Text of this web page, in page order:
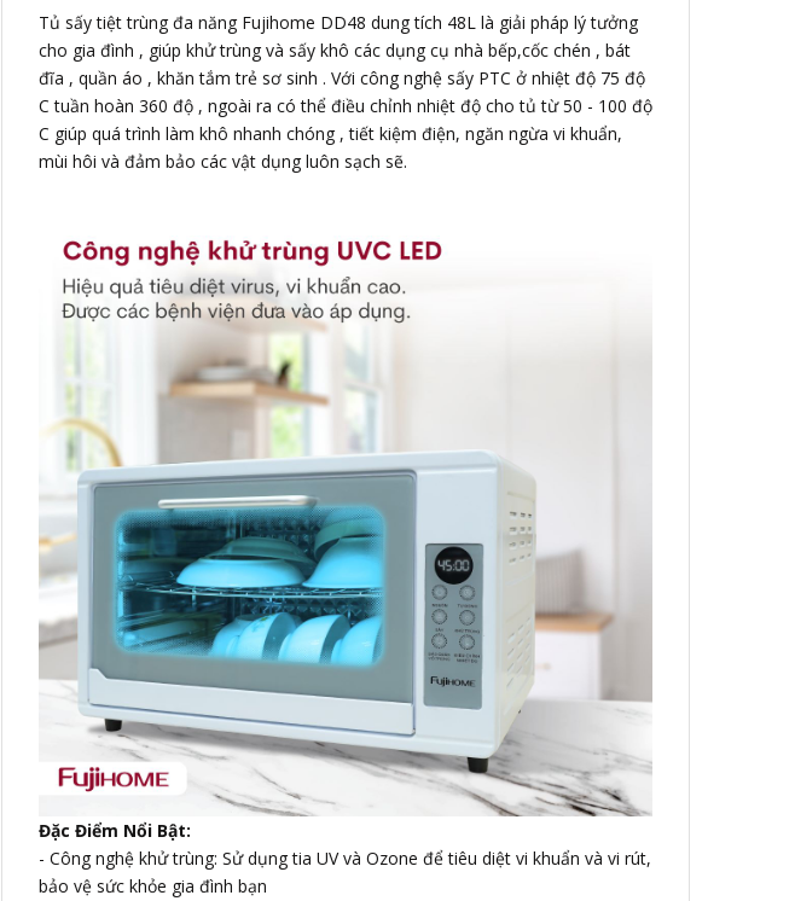
Tủ sấy tiệt trùng đa năng Fujihome DD48 dung tích 48L là giải pháp lý tưởng
cho gia đình , giúp khử trùng và sấy khô các dụng cụ nhà bếp,cốc chén , bát
đĩa , quần áo , khăn tắm trẻ sơ sinh . Với công nghệ sấy PTC ở nhiệt độ 75 độ
C tuần hoàn 360 độ , ngoài ra có thể điều chỉnh nhiệt độ cho tủ từ 50 - 100 độ
C giúp quá trình làm khô nhanh chóng , tiết kiệm điện, ngăn ngừa vi khuẩn,
mùi hôi và đảm bảo các vật dụng luôn sạch sẽ.
Đặc Điểm Nổi Bật:
- Công nghệ khử trùng: Sử dụng tia UV và Ozone để tiêu diệt vi khuẩn và vi rút,
bảo vệ sức khỏe gia đình bạn